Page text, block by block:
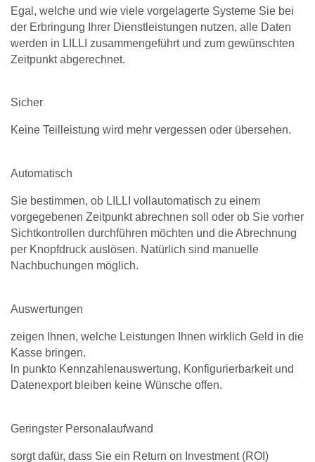
Egal, welche und wie viele vorgelagerte Systeme Sie bei
der Erbringung Ihrer Dienstleistungen nutzen, alle Daten
werden in LILLI zusammengeführt und zum gewünschten
Zeitpunkt abgerechnet.
Sicher
Keine Teilleistung wird mehr vergessen oder übersehen.
Automatisch
Sie bestimmen, ob LILLI vollautomatisch zu einem
vorgegebenen Zeitpunkt abrechnen soll oder ob Sie vorher
Sichtkontrollen durchführen möchten und die Abrechnung
per Knopfdruck auslösen. Natürlich sind manuelle
Nachbuchungen möglich.
Auswertungen
zeigen Ihnen, welche Leistungen Ihnen wirklich Geld in die
Kasse bringen.
ln punkto Kennzahlenauswertung, Konfigurierbarkeit und
Datenexport bleiben keine Wünsche offen.
Geringster Personalaufwand
sorgt dafür, dass Sie ein Return on Investment (ROI)